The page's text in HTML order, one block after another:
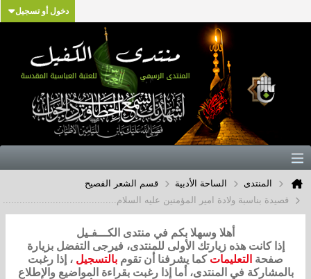
دخول أو تسجيل
المنتدى الساحة الأدبية
قسم الشعر الفصيح
قصيدة بناسبة ولادة امير المؤمنين عليه السلام.........................................
أهلا وسهلا بكم في منتدى الكـــفـيل
إذا كانت هذه زيارتك الأولى للمنتدى، فيرجى التفضل بزيارة
صفحة التعليمات كما يشرفنا أن تقوم بالتسجيل ، إذا رغبت
بالمشاركة في المنتدى، أما إذا رغبت بقراءة المواضيع والإطلاع